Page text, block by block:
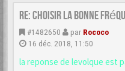
Re: choisir la bonne
#1482650 par Rococo
16 déc. 2018, 11:50
la reponse de levolque est